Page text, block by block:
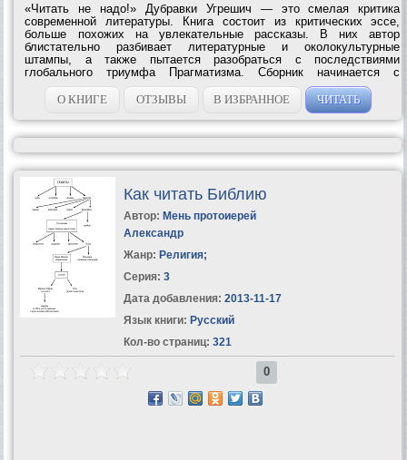
«Читать не надо!» Дубравки Угрешич — это смелая критика
современной литературы. Книга состоит из критических эссе,
больше похожих на увлекательные рассказы. В них автор
блистательно разбивает литературные и околокультурные
штампы, а также пытается разобраться с последствиями
глобального триумфа Прагматизма. Сборник начинается с
остроумной критики книгоиздательского дела, от которой Угрешич
переходит к гораздо более серьезным...
О КНИГЕ ОТЗЫВЫ В ИЗБРАННОЕ ЧИТАТЬ
Как читать Библию
Автор: Мень протоиерей
Александр
Жанр: Религия;
Серия: 3
Дата добавления: 2013-11-17
Язык книги: Русский
Кол-во страниц: 321
0